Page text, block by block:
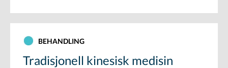
BEHANDLING
Tradisjonell kinesisk medisin